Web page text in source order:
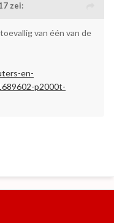
zei:
van één van de
en-
p2000t-